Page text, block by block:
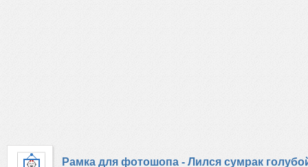
Рамка для фотошопа - Лился сумрак